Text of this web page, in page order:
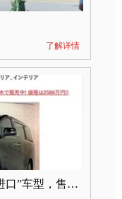
了解详情
雷克萨斯LM在日本本土竟属“进口”车型，售价2580万日元